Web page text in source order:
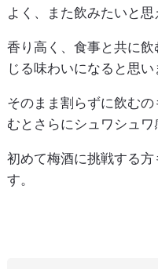
よく、また飲みたいと思
香り高く、食事と共に
じる味わいになると思い
そのまま割らずに飲む
むとさらにシュワシュワ
初めて梅酒に挑戦する
す。